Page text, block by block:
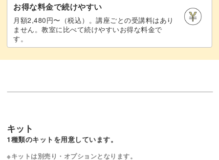
お得な料金で続けやすい
月額2,480円〜（税込）。講座ごとの受講料はあり
ません。教室に比べて続けやすいお得な料金で
す。
キット
1種類のキットを用意しています。
※キットは別売り・オプションとなります。